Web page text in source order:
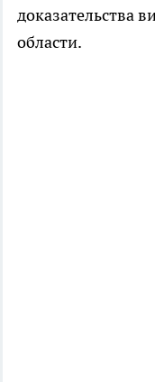
доказательства
области.